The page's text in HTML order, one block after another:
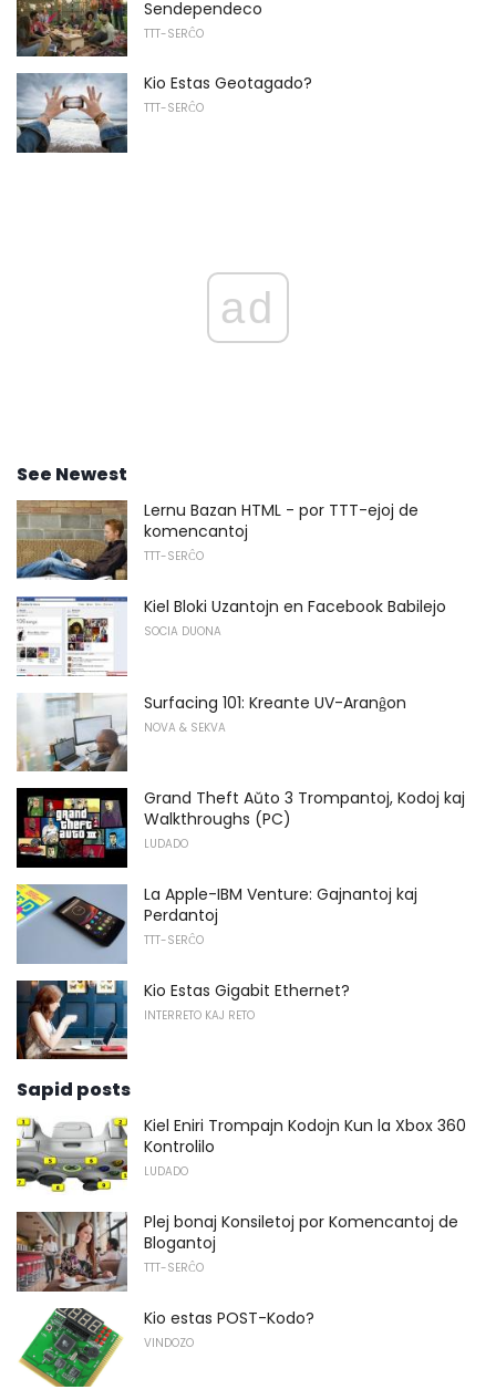
Sendependeco
TTT-SERĈO
Kio Estas Geotagado?
TTT-SERĈO
ad
See Newest
Lernu Bazan HTML - por TTT-ejoj de
komencantoj
TTT-SERĈO
Kiel Bloki Uzantojn en Facebook Babilejo
SOCIA DUONA
Surfacing 101: Kreante UV-Aranĝon
NOVA & SEKVA
Grand Theft Aŭto 3 Trompantoj, Kodoj kaj
Walkthroughs (PC)
LUDADO
La Apple-IBM Venture: Gajnantoj kaj
Perdantoj
TTT-SERĈO
Kio Estas Gigabit Ethernet?
INTERRETO KAJ RETO
Sapid posts
Kiel Eniri Trompajn Kodojn Kun la Xbox 360
Kontrolilo
LUDADO
Plej bonaj Konsiletoj por Komencantoj de
Blogantoj
TTT-SERĈO
Kio estas POST-Kodo?
VINDOZO